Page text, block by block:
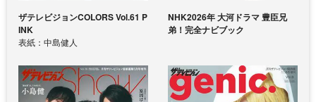
ザテレビジョンCOLORS Vol.61 P
INK
表紙：中島健人
NHK2026年 大河ドラマ 豊臣兄
弟！完全ナビブック